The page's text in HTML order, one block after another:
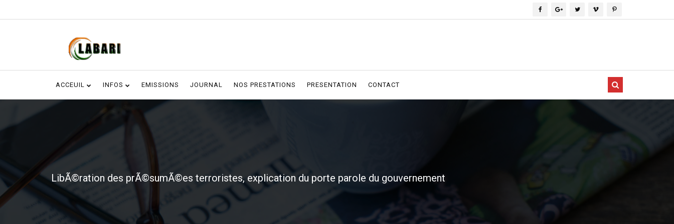
ACCEUIL INFOS EMISSIONS JOURNAL NOS PRESTATIONS PRESENTATION CONTACT
LibÃ©ration des prÃ©sumÃ©es terroristes, explication du porte parole du gouvernement